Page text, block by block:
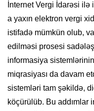
İnternet Vergi İdarəsi
a yaxın elektron vergi
istifadə mümkün olub,
edilməsi prosesi
informasiya
miqrasiyası da davam
sistemləri tam şəkildə,
köçürülüb. Bu addımlar